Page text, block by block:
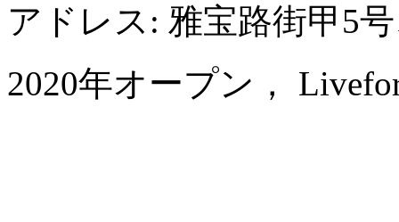
アドレス: 雅宝路街甲5
2020年オープン，